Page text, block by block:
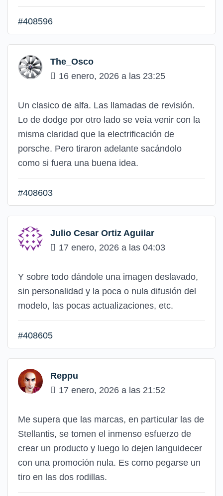
#408596
The_Osco
16 enero, 2026 a las 23:25
Un clasico de alfa. Las llamadas de revisión.
Lo de dodge por otro lado se veía venir con la
misma claridad que la electrificación de
porsche. Pero tiraron adelante sacándolo
como si fuera una buena idea.
#408603
Julio Cesar Ortiz Aguilar
17 enero, 2026 a las 04:03
Y sobre todo dándole una imagen deslavado,
sin personalidad y la poca o nula difusión del
modelo, las pocas actualizaciones, etc.
#408605
Reppu
17 enero, 2026 a las 21:52
Me supera que las marcas, en particular las de
Stellantis, se tomen el inmenso esfuerzo de
crear un producto y luego lo dejen languidecer
con una promoción nula. Es como pegarse un
tiro en las dos rodillas.